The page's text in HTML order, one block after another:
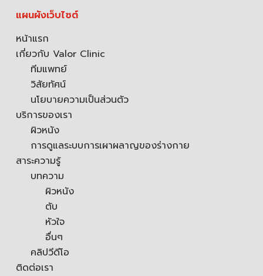
แผนผังเว็บไซต์
หน้าแรก
เกี่ยวกับ Valor Clinic
ทีมแพทย์
วิสัยทัศน์
นโยบายความเป็นส่วนตัว
บริการของเรา
ผิวหนัง
การดูแลระบบการเผาผลาญของร่างกาย
สาระความรู้
บทความ
ผิวหนัง
ตับ
หัวใจ
อื่นๆ
คลิปวีดีโอ
ติดต่อเรา